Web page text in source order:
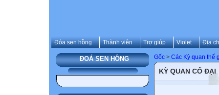
Đóa sen hồng Thành viên Trợ giúp Violet Địa
ĐOÁ SEN HỒNG Gốc > Các Kỳ quan thế
KỲ QUAN CỔ ĐẠI